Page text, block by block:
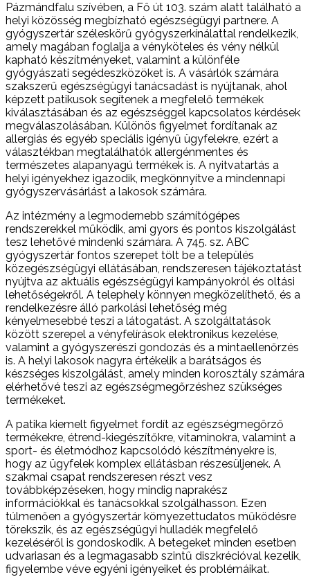
Pázmándfalu szívében, a Fő út 103. szám alatt található a
helyi közösség megbízható egészségügyi partnere. A
gyógyszertár széleskörű gyógyszerkínálattal rendelkezik,
amely magában foglalja a vényköteles és vény nélkül
kapható készítményeket, valamint a különféle
gyógyászati segédeszközöket is. A vásárlók számára
szakszerű egészségügyi tanácsadást is nyújtanak, ahol
képzett patikusok segítenek a megfelelő termékek
kiválasztásában és az egészséggel kapcsolatos kérdések
megválaszolásában. Különös figyelmet fordítanak az
allergiás és egyéb speciális igényű ügyfelekre, ezért a
választékban megtalálhatók allergénmentes és
természetes alapanyagú termékek is. A nyitvatartás a
helyi igényekhez igazodik, megkönnyítve a mindennapi
gyógyszervásárlást a lakosok számára.
Az intézmény a legmodernebb számítógépes
rendszerekkel működik, ami gyors és pontos kiszolgálást
tesz lehetővé mindenki számára. A 745. sz. ABC
gyógyszertár fontos szerepet tölt be a település
közegészségügyi ellátásában, rendszeresen tájékoztatást
nyújtva az aktuális egészségügyi kampányokról és oltási
lehetőségekről. A telephely könnyen megközelíthető, és a
rendelkezésre álló parkolási lehetőség még
kényelmesebbé teszi a látogatást. A szolgáltatások
között szerepel a vényfelírások elektronikus kezelése,
valamint a gyógyszerészi gondozás és a mintaellenőrzés
is. A helyi lakosok nagyra értékelik a barátságos és
készséges kiszolgálást, amely minden korosztály számára
elérhetővé teszi az egészségmegőrzéshez szükséges
termékeket.
A patika kiemelt figyelmet fordít az egészségmegőrző
termékekre, étrend-kiegészítőkre, vitaminokra, valamint a
sport- és életmódhoz kapcsolódó készítményekre is,
hogy az ügyfelek komplex ellátásban részesüljenek. A
szakmai csapat rendszeresen részt vesz
továbbképzéseken, hogy mindig naprakész
információkkal és tanácsokkal szolgálhasson. Ezen
túlmenően a gyógyszertár környezettudatos működésre
törekszik, és az egészségügyi hulladék megfelelő
kezeléséről is gondoskodik. A betegeket minden esetben
udvariasan és a legmagasabb szintű diszkrécióval kezelik,
figyelembe véve egyéni igényeiket és problémáikat.